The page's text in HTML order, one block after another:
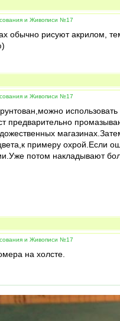
и Живописи №17
обычно рисуют акрилом,
и Живописи №17
предварительно
примеру охрой.Если
потом накладывают
и Живописи №17
на холсте.